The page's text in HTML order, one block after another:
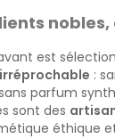
nobles,
est
:
parfum
sont des
éthique